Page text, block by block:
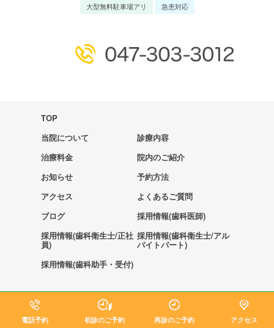
大型無料駐車場アリ 急患対応
TOP
当院について
診療内容
治療料金
院内のご紹介
お知らせ
予約方法
アクセス
よくあるご質問
ブログ
採用情報(歯科医師)
採用情報(歯科衛生士/正社
員)
採用情報(歯科衛生士/アル
バイトパート)
採用情報(歯科助手・受付)
個人情報保護方針 キャンセルポリシー サイトマップ
©2021 Shin Urayasu Bright Dental Clinic.
電話予約 初診のご予約 再診のご予約 アクセス